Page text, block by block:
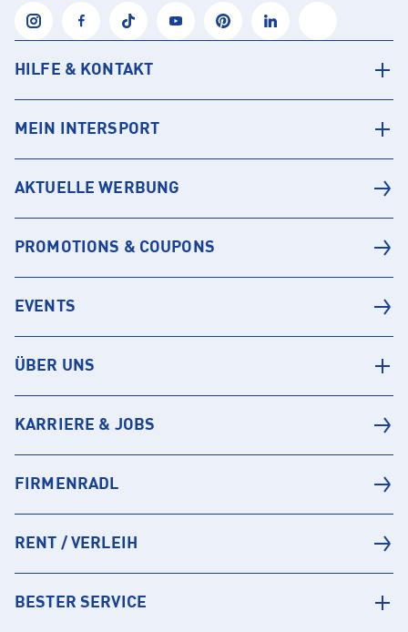
HILFE & KONTAKT
MEIN INTERSPORT
AKTUELLE WERBUNG
PROMOTIONS & COUPONS
EVENTS
ÜBER UNS
KARRIERE & JOBS
FIRMENRADL
RENT / VERLEIH
BESTER SERVICE